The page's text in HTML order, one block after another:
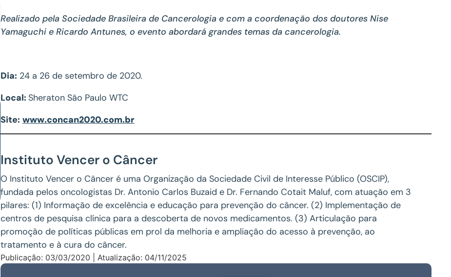
Realizado pela Sociedade Brasileira de Cancerologia e com a coordenação dos doutores Nise
Yamaguchi e Ricardo Antunes, o evento abordará grandes temas da cancerologia.
Dia: 24 a 26 de setembro de 2020.
Local: Sheraton São Paulo WTC
Site: www.concan2020.com.br
Instituto Vencer o Câncer
O Instituto Vencer o Câncer é uma Organização da Sociedade Civil de Interesse Público (OSCIP),
fundada pelos oncologistas Dr. Antonio Carlos Buzaid e Dr. Fernando Cotait Maluf, com atuação em 3
pilares: (1) Informação de excelência e educação para prevenção do câncer. (2) Implementação de
centros de pesquisa clínica para a descoberta de novos medicamentos. (3) Articulação para
promoção de políticas públicas em prol da melhoria e ampliação do acesso à prevenção, ao
tratamento e à cura do câncer.
Publicação: 03/03/2020 | Atualização: 04/11/2025